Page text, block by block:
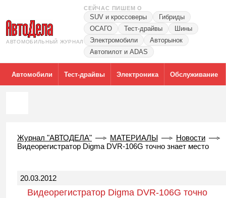
АВТОМОБИЛЬНЫЙ ЖУРНАЛ
СЕЙЧАС ПИШЕМ О
SUV и кроссоверы
Гибриды
ОСАГО
Тест-драйвы
Шины
Электромобили
Авторынок
Автопилот и ADAS
Автомобили Тест-драйвы Электроника Обслуживание
Журнал "АВТОДЕЛА" МАТЕРИАЛЫ
Новости
Видеорегистратор Digma DVR-106G точно знает место
20.03.2012
Видеорегистратор Digma DVR-106G точно